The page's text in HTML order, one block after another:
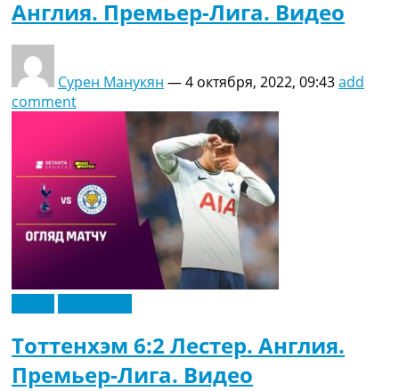
Англия. Премьер-Лига. Видео
Сурен Манукян —4 октября, 2022, 09:43add
comment
Тоттенхэм 6:2 Лестер. Англия.
Премьер-Лига. Видео